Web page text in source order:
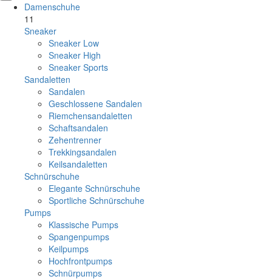
Damenschuhe
11
Sneaker
Sneaker Low
Sneaker High
Sneaker Sports
Sandaletten
Sandalen
Geschlossene Sandalen
Riemchensandaletten
Schaftsandalen
Zehentrenner
Trekkingsandalen
Keilsandaletten
Schnürschuhe
Elegante Schnürschuhe
Sportliche Schnürschuhe
Pumps
Klassische Pumps
Spangenpumps
Keilpumps
Hochfrontpumps
Schnürpumps